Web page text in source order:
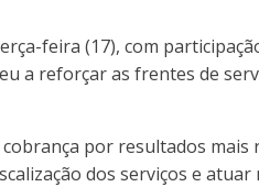
feira (17), com
a reforçar as frentes de
por resultados
dos serviços e